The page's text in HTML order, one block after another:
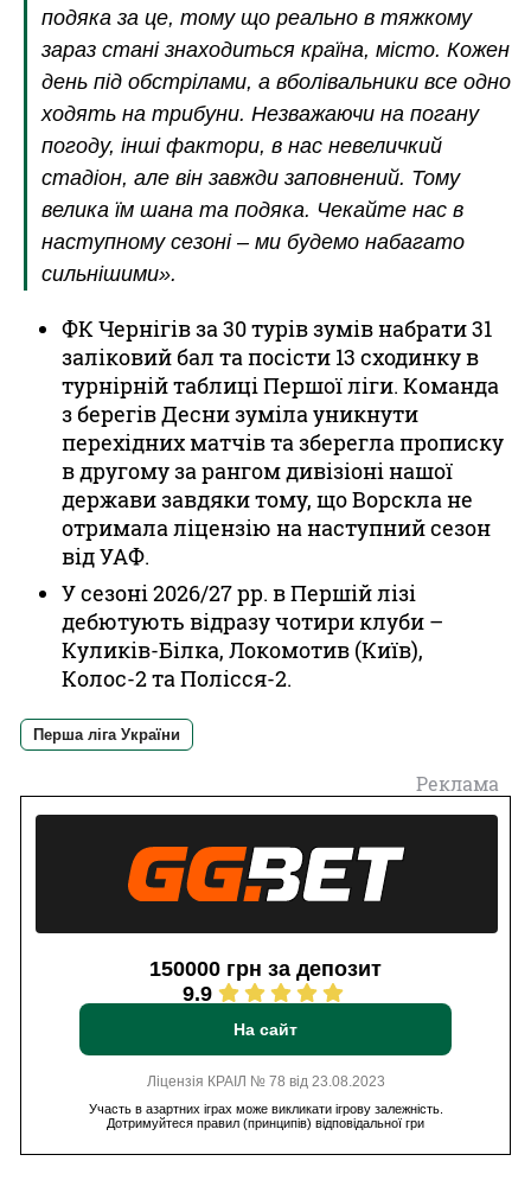
подяка за це, тому що реально в тяжкому
зараз стані знаходиться країна, місто. Кожен
день під обстрілами, а вболівальники все одно
ходять на трибуни. Незважаючи на погану
погоду, інші фактори, в нас невеличкий
стадіон, але він завжди заповнений. Тому
велика їм шана та подяка. Чекайте нас в
наступному сезоні – ми будемо набагато
сильнішими».
ФК Чернігів за 30 турів зумів набрати 31
заліковий бал та посісти 13 сходинку в
турнірній таблиці Першої ліги. Команда
з берегів Десни зуміла уникнути
перехідних матчів та зберегла прописку
в другому за рангом дивізіоні нашої
держави завдяки тому, що Ворскла не
отримала ліцензію на наступний сезон
від УАФ.
У сезоні 2026/27 рр. в Першій лізі
дебютують відразу чотири клуби –
Куликів-Білка, Локомотив (Київ),
Колос-2 та Полісся-2.
Перша ліга України
Реклама
150000 грн за депозит
9.9
На сайт
Ліцензія КРАІЛ № 78 від 23.08.2023
Участь в азартних іграх може викликати ігрову залежність.
Дотримуйтеся правил (принципів) відповідальної гри